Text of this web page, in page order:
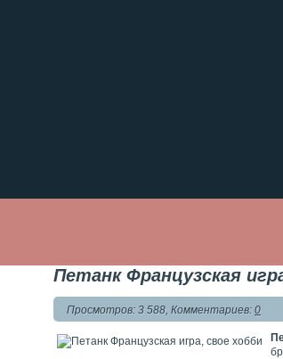
Петанк Французская
Просмотров: 3 588, Комментариев: 0